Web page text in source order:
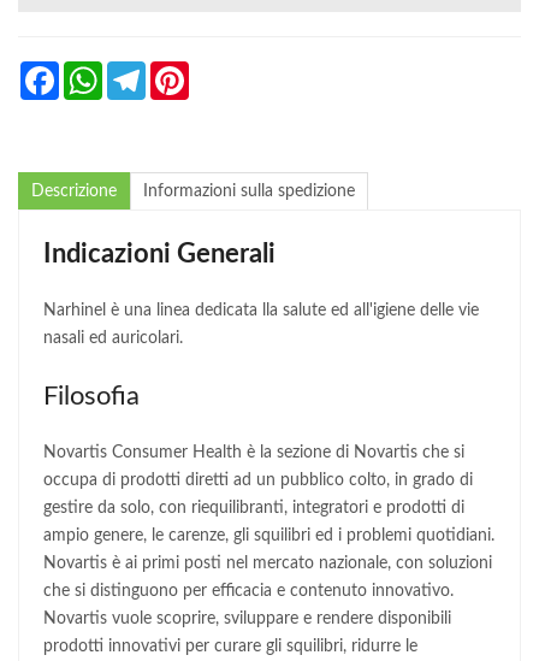
FacebookWhatsAppTelegram
Descrizione Informazioni sulla spedizione
Indicazioni Generali
Narhinel è una linea dedicata lla salute ed all'igiene delle vie
nasali ed auricolari.
Filosofia
Novartis Consumer Health è la sezione di Novartis che si
occupa di prodotti diretti ad un pubblico colto, in grado di
gestire da solo, con riequilibranti, integratori e prodotti di
ampio genere, le carenze, gli squilibri ed i problemi quotidiani.
Novartis è ai primi posti nel mercato nazionale, con soluzioni
che si distinguono per efficacia e contenuto innovativo.
Novartis vuole scoprire, sviluppare e rendere disponibili
prodotti innovativi per curare gli squilibri, ridurre le